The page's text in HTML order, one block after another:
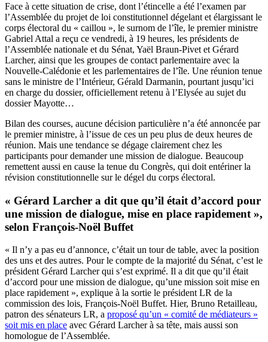
Face à cette situation de crise, dont l’étincelle a été l’examen par
l’Assemblée du projet de loi constitutionnel dégelant et élargissant le
corps électoral du « caillou », le surnom de l’île, le premier ministre
Gabriel Attal a reçu ce vendredi, à 19 heures, les présidents de
l’Assemblée nationale et du Sénat, Yaël Braun-Pivet et Gérard
Larcher, ainsi que les groupes de contact parlementaire avec la
Nouvelle-Calédonie et les parlementaires de l’île. Une réunion tenue
sans le ministre de l’Intérieur, Gérald Darmanin, pourtant jusqu’ici
en charge du dossier, officiellement retenu à l’Elysée au sujet du
dossier Mayotte…
Bilan des courses, aucune décision particulière n’a été annoncée par
le premier ministre, à l’issue de ces un peu plus de deux heures de
réunion. Mais une tendance se dégage clairement chez les
participants pour demander une mission de dialogue. Beaucoup
remettent aussi en cause la tenue du Congrès, qui doit entériner la
révision constitutionnelle sur le dégel du corps électoral.
« Gérard Larcher a dit que qu’il était d’accord pour
une mission de dialogue, mise en place rapidement »,
selon François-Noël Buffet
« Il n’y a pas eu d’annonce, c’était un tour de table, avec la position
des uns et des autres. Pour le compte de la majorité du Sénat, c’est le
président Gérard Larcher qui s’est exprimé. Il a dit que qu’il était
d’accord pour une mission de dialogue, qu’une mission soit mise en
place rapidement », explique à la sortie le président LR de la
commission des lois, François-Noël Buffet. Hier, Bruno Retailleau,
patron des sénateurs LR, a proposé qu’un « comité de médiateurs »
soit mis en place avec Gérard Larcher à sa tête, mais aussi son
homologue de l’Assemblée.